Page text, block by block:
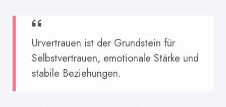
Urvertrauen ist der Grundstein für
Selbstvertrauen, emotionale Stärke und
stabile Beziehungen.